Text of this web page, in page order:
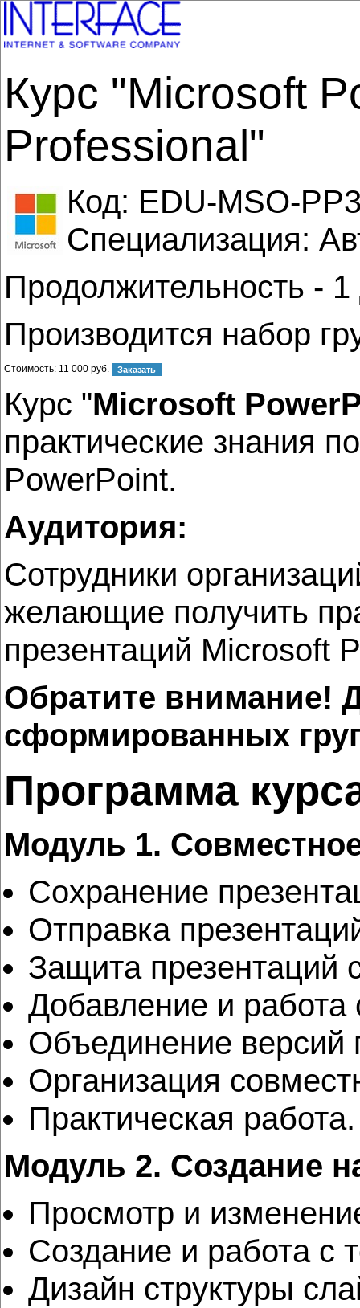
Курс "Microsoft
Professional"
Код: EDU-MSO-
Специализация:
Продолжительность - 1
Производится набор
Стоимость: 11 000 руб.
Курс "Microsoft
практические знания
PowerPoint.
Аудитория:
Сотрудники
желающие получить
презентаций Microsoft
Обратите внимание!
сформированных
Программа
Модуль 1.
Сохранение
Отправка
Защита
Добавление и
Объединение версий
Организация
Практическая работа.
Модуль 2. Создание
Просмотр и
Создание и работа с
Дизайн структуры